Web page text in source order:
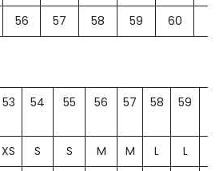
56 57 58 59 60
53 54 55 56 57 58 59
XS S S M M L L